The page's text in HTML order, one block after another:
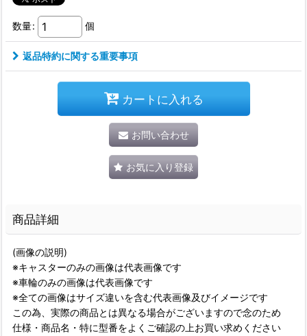
数量: 個
返品特約に関する重要事項
カートに入れる
お問い合わせ
お気に入り登録
商品詳細
(画像の説明)
※キャスターのみの画像は代表画像です
※車輪のみの画像は代表画像です
※全ての画像はサイズ違いを含む代表画像及びイメージです
この為、実際の商品とは異なる場合がございますので念のため
仕様・商品名・特に型番をよくご確認の上お買い求めください